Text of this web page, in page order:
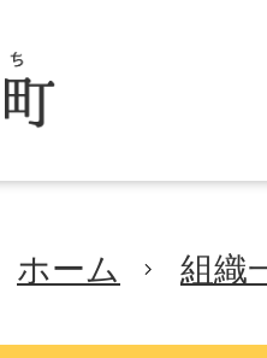
ホーム 組織